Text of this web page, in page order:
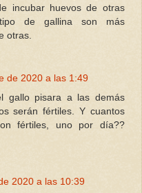
incubar huevos de otras
de gallina son más
otras.
de 2020 a las 1:49
gallo pisara a las demás
serán fértiles. Y cuantos
fértiles, uno por día??
2020 a las 10:39